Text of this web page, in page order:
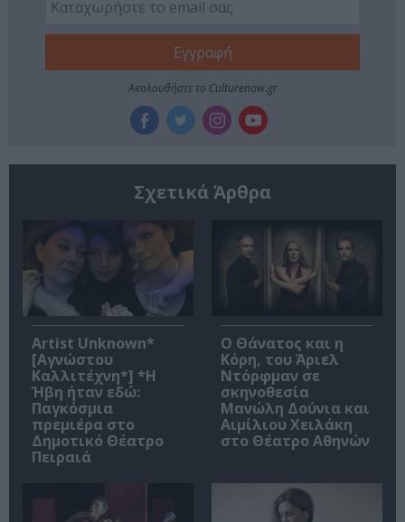
Ακολουθήστε το Culturenow.gr
Σχετικά Άρθρα
Artist Unknown*
[Αγνώστου
Καλλιτέχνη*] *Η
Ήβη ήταν εδώ:
Παγκόσμια
πρεμιέρα στο
Δημοτικό Θέατρο
Πειραιά
Ο Θάνατος και η
Κόρη, του Άριελ
Ντόρφμαν σε
σκηνοθεσία
Μανώλη Δούνια και
Αιμίλιου Χειλάκη
στο Θέατρο Αθηνών